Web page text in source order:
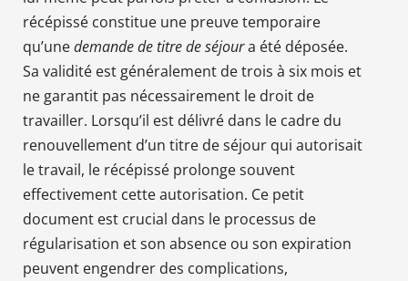
récépissé constitue une preuve temporaire
qu’unedemande de titre de séjoura été déposée.
Sa validité est généralement de trois à six mois et
ne garantit pas nécessairement le droit de
travailler. Lorsqu’il est délivré dans le cadre du
renouvellement d’un titre de séjour qui autorisait
le travail, le récépissé prolonge souvent
effectivement cette autorisation. Ce petit
document est crucial dans le processus de
régularisation et son absence ou son expiration
peuvent engendrer des complications,